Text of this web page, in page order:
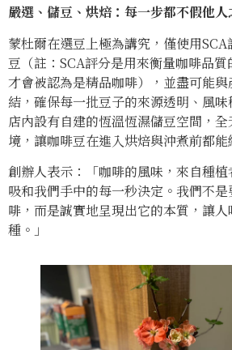
嚴選、儲豆、烘焙：每一步都不假他人
蒙杜爾在選豆上極為講究，僅使用
豆（註：SCA評分是用來衡量咖啡品
才會被認為是精品咖啡），並盡可能
結，確保每一批豆子的來源透明、風味
店內設有自建的恆溫恆濕儲豆空間，
境，讓咖啡豆在進入烘焙與沖煮前都能
創辦人表示：「咖啡的風味，來自種
吸和我們手中的每一秒決定。我們不
啡，而是誠實地呈現出它的本質，讓
種。」